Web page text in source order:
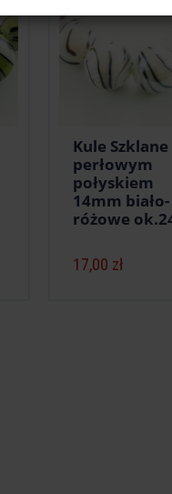
Kule Szklane
perłowym
połyskiem
14mm biało-
różowe
17,00 zł